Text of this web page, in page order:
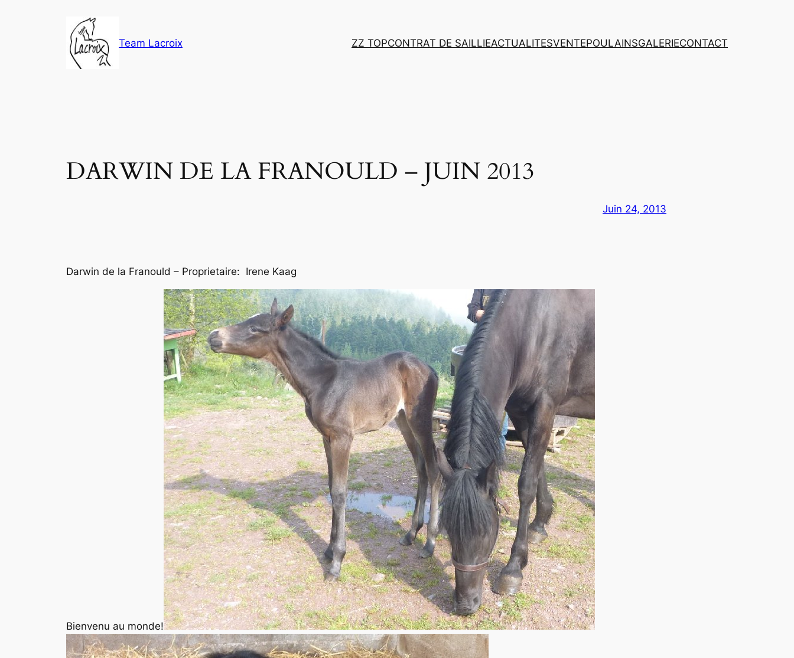
Team Lacroix ZZ TOPCONTRAT DE SAILLIEACTUALITESVENTEPOULAINSGALERIECONTACT
DARWIN DE LA FRANOULD – JUIN 2013
Juin 24, 2013
Darwin de la Franould – Proprietaire: Irene Kaag
Bienvenu au monde!